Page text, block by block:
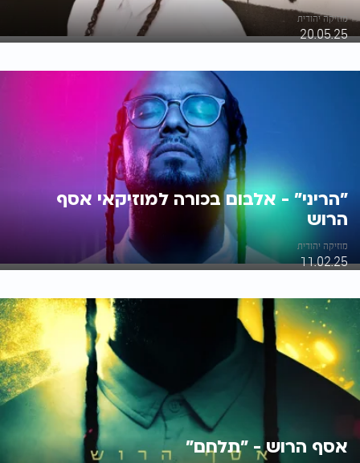
מוזיקה יהודית
20.05.25
"הריני" - אלבום בכורה למוזיקאי אסף
הרוש
מוזיקה יהודית
11.02.25
אסף הרוש - "תלחם"